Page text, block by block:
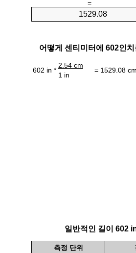
=
어떻게 센티미터에 602인
602 in *
2.54 cm
= 1529.08 cm
1 in
일반적인 길이 602
측정 단위